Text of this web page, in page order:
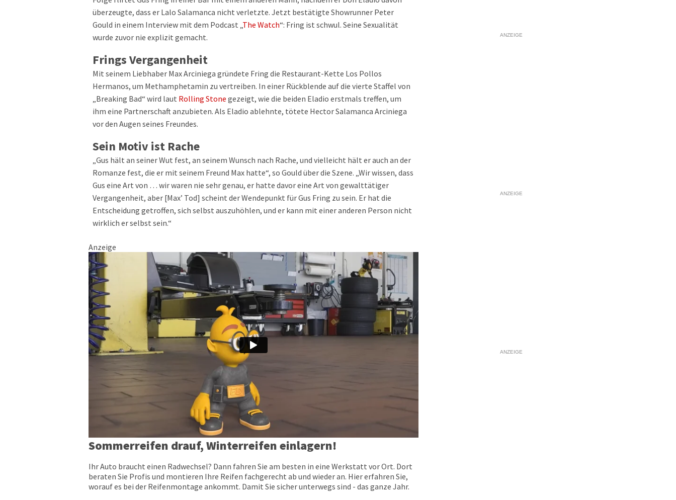
überzeugte, dass er Lalo Salamanca nicht verletzte. Jetzt bestätigte Showrunner Peter
Gould in einem Interview mit dem Podcast „The Watch“: Fring ist schwul. Seine Sexualität
wurde zuvor nie explizit gemacht.
Frings Vergangenheit
Mit seinem Liebhaber Max Arciniega gründete Fring die Restaurant-Kette Los Pollos
Hermanos, um Methamphetamin zu vertreiben. In einer Rückblende auf die vierte Staffel von
„Breaking Bad“ wird laut Rolling Stone gezeigt, wie die beiden Eladio erstmals treffen, um
ihm eine Partnerschaft anzubieten. Als Eladio ablehnte, tötete Hector Salamanca Arciniega
vor den Augen seines Freundes.
Sein Motiv ist Rache
„Gus hält an seiner Wut fest, an seinem Wunsch nach Rache, und vielleicht hält er auch an der
Romanze fest, die er mit seinem Freund Max hatte“, so Gould über die Szene. „Wir wissen, dass
Gus eine Art von … wir waren nie sehr genau, er hatte davor eine Art von gewalttätiger
Vergangenheit, aber [Max’ Tod] scheint der Wendepunkt für Gus Fring zu sein. Er hat die
Entscheidung getroffen, sich selbst auszuhöhlen, und er kann mit einer anderen Person nicht
wirklich er selbst sein.“
Anzeige
Sommerreifen drauf, Winterreifen einlagern!
Ihr Auto braucht einen Radwechsel? Dann fahren Sie am besten in eine Werkstatt vor Ort. Dort
beraten Sie Profis und montieren Ihre Reifen fachgerecht ab und wieder an. Hier erfahren Sie,
worauf es bei der Reifenmontage ankommt. Damit Sie sicher unterwegs sind - das ganze Jahr.
ANZEIGE
ANZEIGE
ANZEIGE